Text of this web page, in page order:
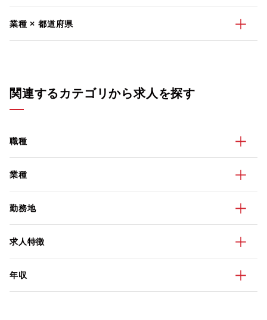
業種 × 都道府県
関連するカテゴリから求人を探す
職種
業種
勤務地
求人特徴
年収